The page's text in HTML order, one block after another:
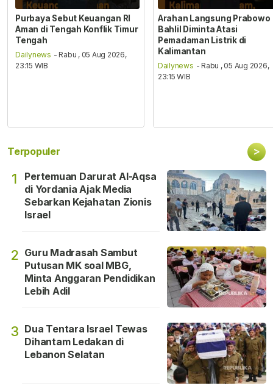
Purbaya Sebut Keuangan RI
Aman di Tengah Konflik Timur
Tengah
Dailynews - Rabu , 05 Aug 2026,
23:15 WIB
Arahan Langsung Prabowo
Bahlil Diminta Atasi
Pemadaman Listrik di
Kalimantan
Dailynews - Rabu , 05 Aug 2026,
23:15 WIB
Terpopuler >
1
Pertemuan Darurat Al-Aqsa
di Yordania Ajak Media
Sebarkan Kejahatan Zionis
Israel
2 Guru Madrasah Sambut
Putusan MK soal MBG,
Minta Anggaran Pendidikan
Lebih Adil
3 Dua Tentara Israel Tewas
Dihantam Ledakan di
Lebanon Selatan